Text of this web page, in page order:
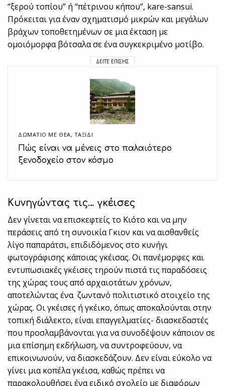
“ξερού τοπίου” ή “πέτρινου κήπου”, kare-sansui.
Πρόκειται για έναν σχηματισμό μικρών και μεγάλων
βράχων τοποθετημένων σε μια έκταση με
ομοιόμορφα βότσαλα σε ένα συγκεκριμένο μοτίβο.
ΔΕΊΤΕ ΕΠΊΣΗΣ
ΔΩΜΆΤΙΟ ΜΕ ΘΈΑ, ΤΑΞΙΔΙ
Πώς είναι να μένεις στο παλαιότερο
ξενοδοχείο στον κόσμο
Κυνηγώντας τις… γκέισες
Δεν γίνεται να επισκεφτείς το Κιότο και να μην
περάσεις από τη συνοικία Γκιον και να αισθανθείς
λίγο παπαράτσι, επιδιδόμενος στο κυνήγι
φωτογράφισης κάποιας γκέισας. Οι πανέμορφες και
εντυπωσιακές γκέισες τηρούν πιστά τις παραδόσεις
της χώρας τους από αρχαιοτάτων χρόνων,
αποτελώντας ένα ζωντανό πολιτιστικό στοιχείο της
χώρας. Οι γκέισες ή γκέικο, όπως αποκαλούνται στην
τοπική διάλεκτο, είναι επαγγελματίες- διασκεδαστές
που προσλαμβάνονται για να συνοδέψουν κάποιον σε
μια επίσημη εκδήλωση, να συντροφεύουν, να
επικοινωνούν, να διασκεδάζουν. Δεν είναι εύκολο να
γίνει μια κοπέλα γκέισα, καθώς πρέπει να
παρακολουθήσει ένα ειδικό σχολείο με διαφόρων